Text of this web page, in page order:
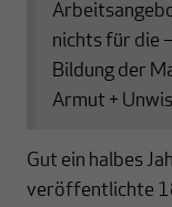
nichts für die
Bildung der
Armut +
Gut ein halbes
veröffentlichte